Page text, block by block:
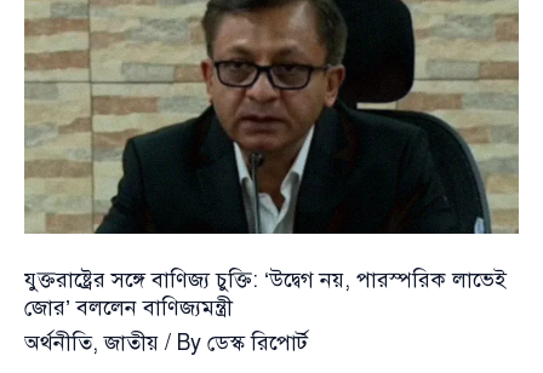
মন্ত্রী
শেখ
রবিউল
আলমের
তীব্র
সমালোচনা
যুক্তরাষ্ট্রের সঙ্গে বাণিজ্য চুক্তি: ‘উদ্বেগ নয়, পারস্পরিক লাভেই
জোর’ বললেন বাণিজ্যমন্ত্রী
অর্থনীতি,জাতীয় / By ডেস্ক রিপোর্ট